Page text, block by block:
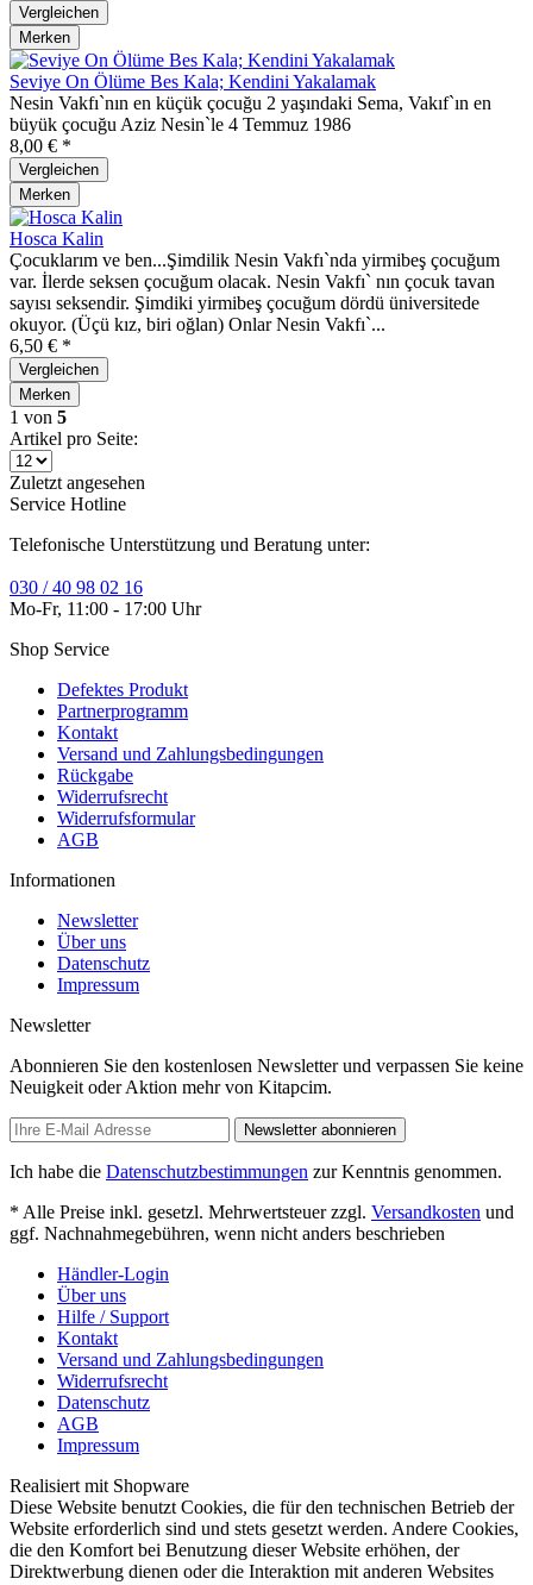
Vergleichen
Merken
Seviye On Ölüme Bes Kala; Kendini Yakalamak
Nesin Vakfı`nın en küçük çocuğu 2 yaşındaki Sema, Vakıf`ın en
büyük çocuğu Aziz Nesin`le 4 Temmuz 1986
8,00 € *
Vergleichen
Merken
Hosca Kalin
Çocuklarım ve ben...Şimdilik Nesin Vakfı`nda yirmibeş çocuğum
var. İlerde seksen çocuğum olacak. Nesin Vakfı` nın çocuk tavan
sayısı seksendir. Şimdiki yirmibeş çocuğum dördü üniversitede
okuyor. (Üçü kız, biri oğlan) Onlar Nesin Vakfı`...
6,50 € *
Vergleichen
Merken
1 von 5
Artikel pro Seite:
Zuletzt angesehen
Service Hotline
Telefonische Unterstützung und Beratung unter:
030 / 40 98 02 16
Mo-Fr, 11:00 - 17:00 Uhr
Shop Service
Defektes Produkt
Partnerprogramm
Kontakt
Versand und Zahlungsbedingungen
Rückgabe
Widerrufsrecht
Widerrufsformular
AGB
Informationen
Newsletter
Über uns
Datenschutz
Impressum
Newsletter
Abonnieren Sie den kostenlosen Newsletter und verpassen Sie keine
Neuigkeit oder Aktion mehr von Kitapcim.
Newsletter abonnieren
Ich habe die Datenschutzbestimmungen zur Kenntnis genommen.
* Alle Preise inkl. gesetzl. Mehrwertsteuer zzgl. Versandkosten und
ggf. Nachnahmegebühren, wenn nicht anders beschrieben
Händler-Login
Über uns
Hilfe / Support
Kontakt
Versand und Zahlungsbedingungen
Widerrufsrecht
Datenschutz
AGB
Impressum
Realisiert mit Shopware
Diese Website benutzt Cookies, die für den technischen Betrieb der
Website erforderlich sind und stets gesetzt werden. Andere Cookies,
die den Komfort bei Benutzung dieser Website erhöhen, der
Direktwerbung dienen oder die Interaktion mit anderen Websites